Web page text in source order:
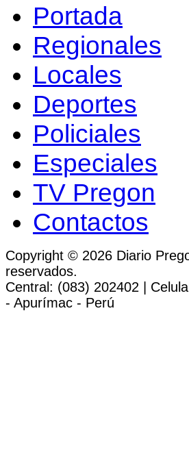
Portada
Regionales
Locales
Deportes
Policiales
Especiales
TV Pregon
Contactos
Copyright © 2026 Diario
reservados.
Central: (083) 202402 |
- Apurímac - Perú